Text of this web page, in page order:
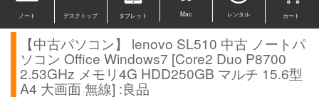
ノート デスクトップ タブレット Mac レンタル カート
【中古パソコン】 lenovo SL510 中古 ノートパ
ソコン Office Windows7 [Core2 Duo P8700
2.53GHz メモリ4G HDD250GB マルチ 15.6型
A4 大画面 無線] :良品